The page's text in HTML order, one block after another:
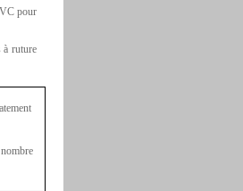
pour
à ruture